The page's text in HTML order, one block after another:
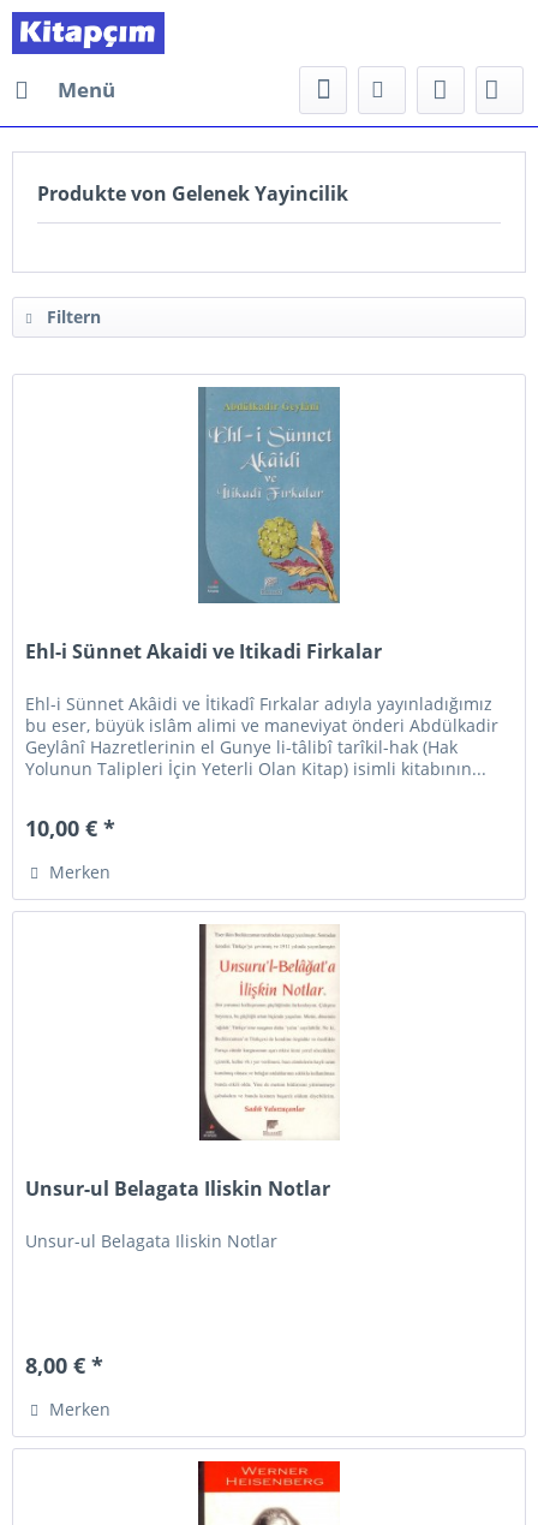
Menü
Produkte von Gelenek Yayincilik
Filtern
Ehl-i Sünnet Akaidi ve Itikadi Firkalar
Ehl-i Sünnet Akâidi ve İtikadî Fırkalar adıyla yayınladığımız
bu eser, büyük islâm alimi ve maneviyat önderi Abdülkadir
Geylânî Hazretlerinin el Gunye li-tâlibî tarîkil-hak (Hak
Yolunun Talipleri İçin Yeterli Olan Kitap) isimli kitabının...
10,00 € *
Merken
Unsur-ul Belagata Iliskin Notlar
Unsur-ul Belagata Iliskin Notlar
8,00 € *
Merken